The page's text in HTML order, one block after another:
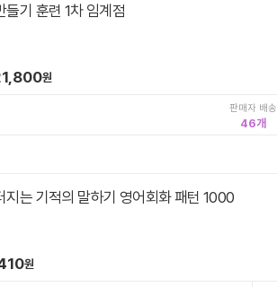
들기 훈련 1차 임계점
원
판매자 배송
46
지는 기적의 말하기 영어회화 패턴 1000
원